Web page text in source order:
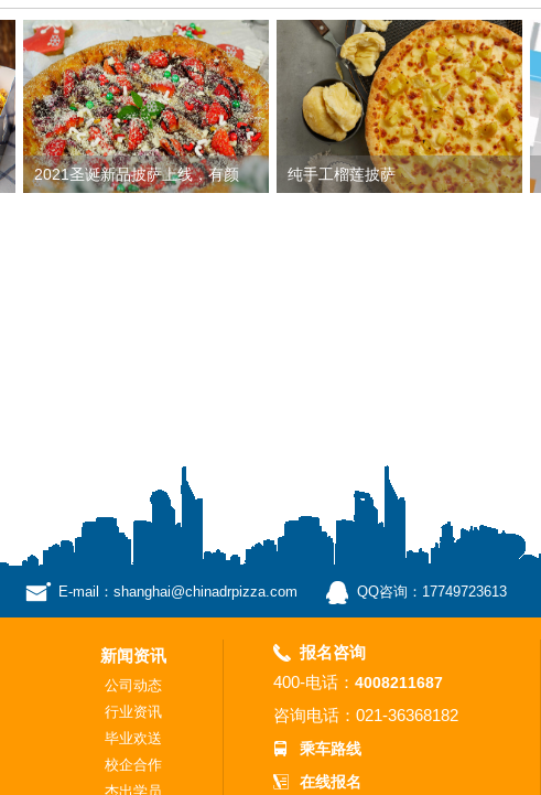
2021圣诞新品披萨上线，有颜 纯手工榴莲披萨
E-mail：shanghai@chinadrpizza.com QQ咨询：17749723613
新闻资讯
公司动态
行业资讯
毕业欢送
校企合作
杰出学员
报名咨询
400-电话： 4008211687
咨询电话： 021-36368182
乘车路线
在线报名